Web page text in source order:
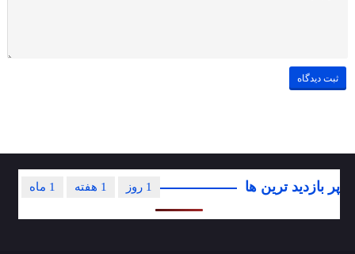
پر بازدید ترین ها 1 ماه 1 هفته 1 روز